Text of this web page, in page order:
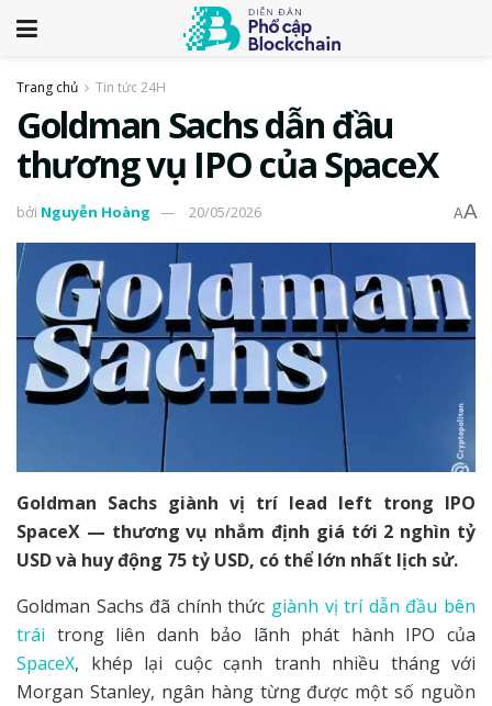
Trang chủ Tin tức 24H
Goldman Sachs dẫn đầu
thương vụ IPO của SpaceX
bởi Nguyễn Hoàng 20/05/2026 AA
Goldman Sachs giành vị trí lead left trong IPO
SpaceX — thương vụ nhắm định giá tới 2 nghìn tỷ
USD và huy động 75 tỷ USD, có thể lớn nhất lịch sử.
Goldman Sachs đã chính thức giành vị trí dẫn đầu bên
trái trong liên danh bảo lãnh phát hành IPO của
SpaceX, khép lại cuộc cạnh tranh nhiều tháng với
Morgan Stanley, ngân hàng từng được một số nguồn